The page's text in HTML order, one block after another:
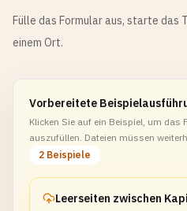
Fülle das Formular aus, starte das
einem Ort.
Vorbereitete
Klicken Sie auf ein Beispiel, um
auszufüllen. Dateien müssen
2 Beispiele
Leerseiten zwischen